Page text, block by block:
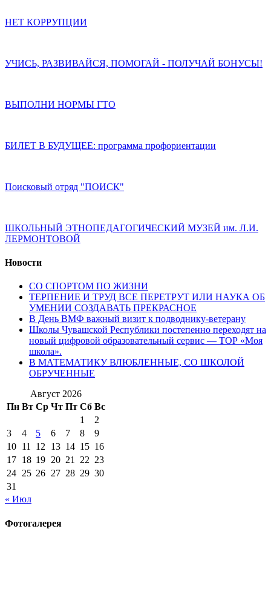
НЕТ КОРРУПЦИИ
УЧИСЬ, РАЗВИВАЙСЯ, ПОМОГАЙ - ПОЛУЧАЙ БОНУСЫ!
ВЫПОЛНИ НОРМЫ ГТО
БИЛЕТ В БУДУЩЕЕ: программа профориентации
Поисковый отряд "ПОИСК"
ШКОЛЬНЫЙ ЭТНОПЕДАГОГИЧЕСКИЙ МУЗЕЙ им. Л.И.
ЛЕРМОНТОВОЙ
Новости
СО СПОРТОМ ПО ЖИЗНИ
ТЕРПЕНИЕ И ТРУД ВСЕ ПЕРЕТРУТ ИЛИ НАУКА ОБ
УМЕНИИ СОЗДАВАТЬ ПРЕКРАСНОЕ
В День ВМФ важный визит к подводнику-ветерану
Школы Чувашской Республики постепенно переходят на
новый цифровой образовательный сервис — ТОР «Моя
школа».
В МАТЕМАТИКУ ВЛЮБЛЕННЫЕ, СО ШКОЛОЙ
ОБРУЧЕННЫЕ
Август 2026
Пн Вт Ср Чт Пт Сб Вс
1
2
3
4 5 6 7 8
9
10 11 12 13 14 15 16
17 18 19 20 21 22 23
24 25 26 27 28 29 30
31
« Июл
Фотогалерея